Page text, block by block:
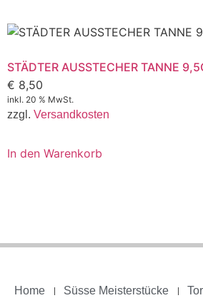
STÄDTER AUSSTECHER TANNE
€ 8,50
inkl. 20 % MwSt.
zzgl. Versandkosten
In den Warenkorb
Home Süsse Meisterstücke